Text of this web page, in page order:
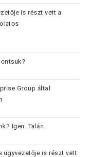
is részt vett a
Group által
Igen. Talán.
ügyvezetője is részt vett